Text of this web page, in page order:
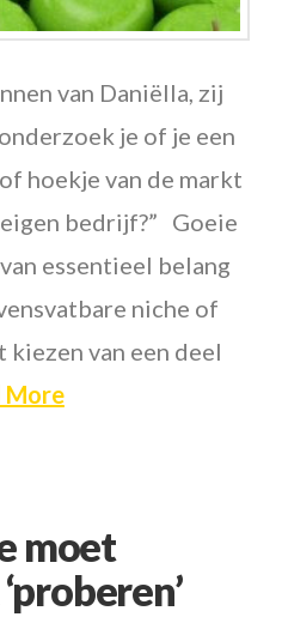
van Daniëlla, zij
je of je een
hoekje van de markt
bedrijf?” Goeie
essentieel belang
niche of
van een deel
More
moet